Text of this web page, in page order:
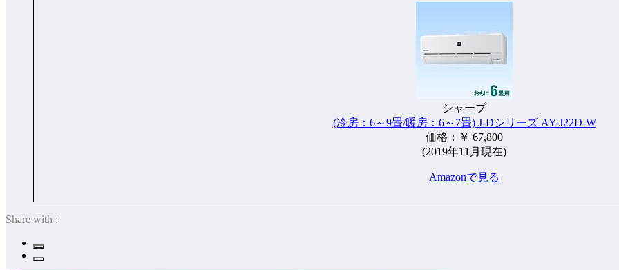
シャープ
(冷房：6～9畳/暖房：6～7畳) J-Dシリーズ AY-J22D-W
価格：￥ 67,800
(2019年11月現在)
Amazonで見る
Share with :